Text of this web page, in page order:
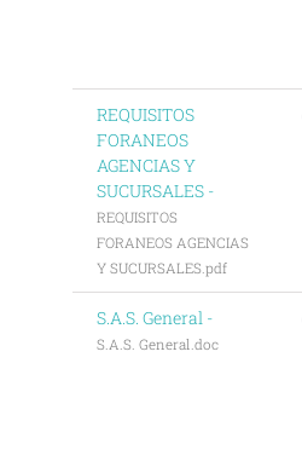
REQUISITOS
FORANEOS
AGENCIAS Y
SUCURSALES -
REQUISITOS
FORANEOS AGENCIAS
Y SUCURSALES.pdf
S.A.S. General -
S.A.S. General.doc